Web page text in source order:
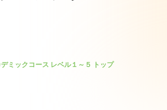
ミックコース レベル１～５ トップ